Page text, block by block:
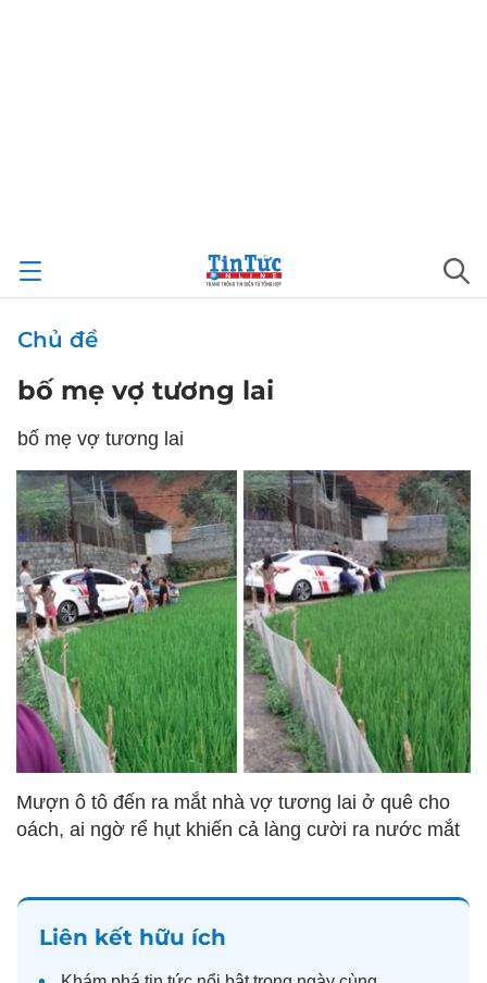
Chủ đề
bố mẹ vợ tương lai
bố mẹ vợ tương lai
Mượn ô tô đến ra mắt nhà vợ tương lai ở quê cho
oách, ai ngờ rể hụt khiến cả làng cười ra nước mắt
Liên kết hữu ích